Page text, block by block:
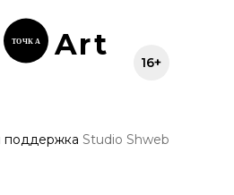
ТОЧК А Art
16+
поддержка Studio Shweb